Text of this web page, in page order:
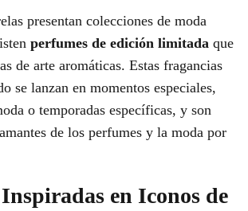
presentan colecciones de moda
perfumes de edición limitada que
de arte aromáticas. Estas fragancias
se lanzan en momentos especiales,
o temporadas específicas, y son
de los perfumes y la moda por
en Iconos de